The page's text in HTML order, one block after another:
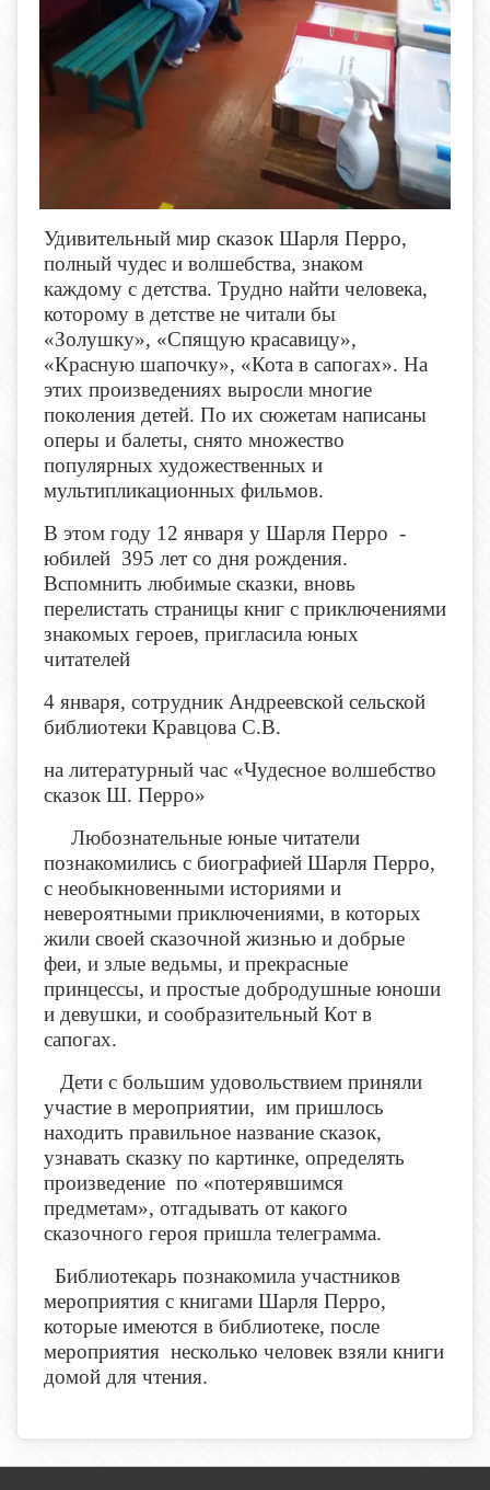
Удивительный мир сказок Шарля Перро,
полный чудес и волшебства, знаком
каждому с детства. Трудно найти человека,
которому в детстве не читали бы
«Золушку», «Спящую красавицу»,
«Красную шапочку», «Кота в сапогах». На
этих произведениях выросли многие
поколения детей. По их сюжетам написаны
оперы и балеты, снято множество
популярных художественных и
мультипликационных фильмов.
В этом году 12 января у Шарля Перро -
юбилей 395 лет со дня рождения.
Вспомнить любимые сказки, вновь
перелистать страницы книг с приключениями
знакомых героев, пригласила юных
читателей
4 января, сотрудник Андреевской сельской
библиотеки Кравцова С.В.
на литературный час «Чудесное волшебство
сказок Ш. Перро»
Любознательные юные читатели
познакомились с биографией Шарля Перро,
с необыкновенными историями и
невероятными приключениями, в которых
жили своей сказочной жизнью и добрые
феи, и злые ведьмы, и прекрасные
принцессы, и простые добродушные юноши
и девушки, и сообразительный Кот в
сапогах.
Дети с большим удовольствием приняли
участие в мероприятии, им пришлось
находить правильное название сказок,
узнавать сказку по картинке, определять
произведение по «потерявшимся
предметам», отгадывать от какого
сказочного героя пришла телеграмма.
Библиотекарь познакомила участников
мероприятия с книгами Шарля Перро,
которые имеются в библиотеке, после
мероприятия несколько человек взяли книги
домой для чтения.